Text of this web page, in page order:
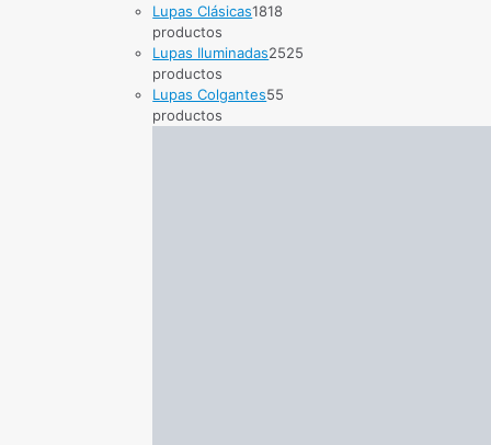
Lupas Clásicas1818
productos
Lupas Iluminadas2525
productos
Lupas Colgantes55
productos